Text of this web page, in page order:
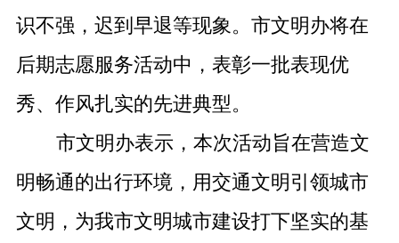
识不强，迟到早退等现象。市文明办将在
后期志愿服务活动中，表彰一批表现优
秀、作风扎实的先进典型。
市文明办表示，本次活动旨在营造文
明畅通的出行环境，用交通文明引领城市
文明，为我市文明城市建设打下坚实的基